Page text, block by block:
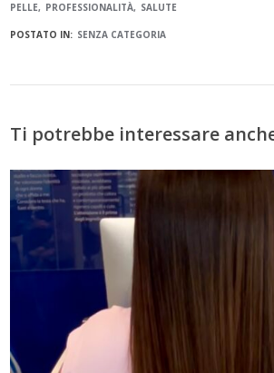
PELLE PROFESSIONALITÀ SALUTE
POSTATO IN: SENZA CATEGORIA
Ti potrebbe interessare